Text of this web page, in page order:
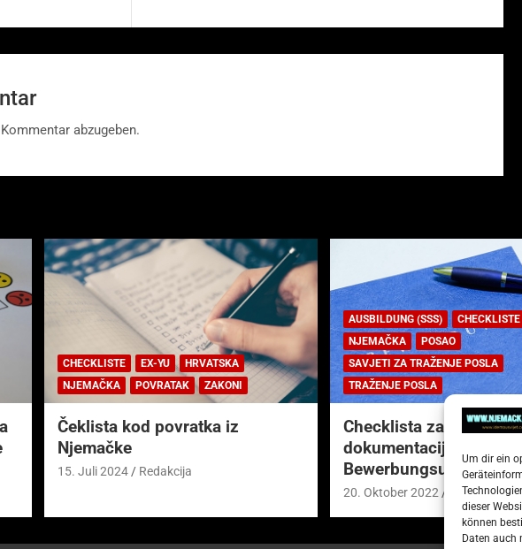
Um dir ein
dieser
können
Daten auch
abzugeben.
CHECKLISTE EX-YU
HRVATSKA
NJEMAČKA
POVRATAK ZAKONI
Čeklista kod povratka iz
Njemačke
15. Juli 2024 Redakcija
AUSBILDUNG (SSS)
CHECKLISTE
NJEMAČKA
POSAO
SAVJETI ZA TRAŽENJE POSLA
TRAŽENJE POSLA
Checklista za prijavnu
dokumentaciju (njem.
20. Oktober 2022 Redakcija